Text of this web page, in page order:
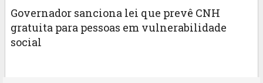
Governador sanciona lei que prevê CNH
gratuita para pessoas em vulnerabilidade
social